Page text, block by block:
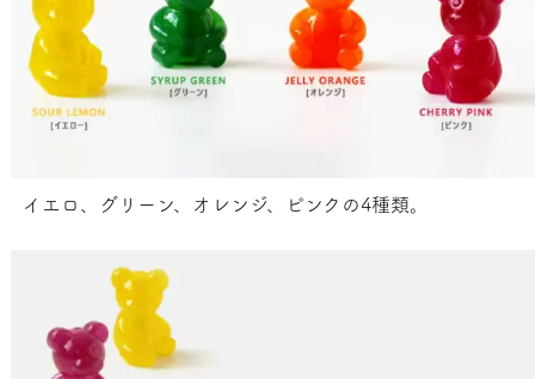
イエロ、グリーン、オレンジ、ピンクの4種類。